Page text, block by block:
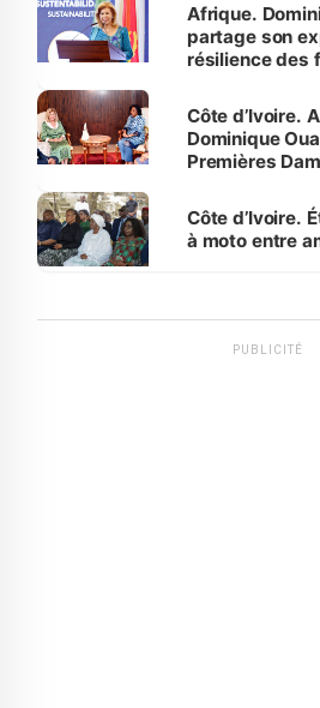
Afrique.
partage son
résilience des
Côte d’Ivoire.
Dominique
Premières
Côte d’Ivoire.
à moto entre
PUBLICITÉ